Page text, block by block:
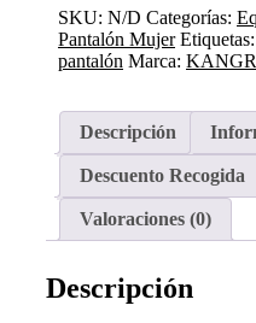
ROSA
cantidad
SKU: N/D Categorías:
Pantalón Mujer Etiquetas:
pantalón Marca:
Descripción
Descuento Recogida
Valoraciones (0)
Descripción